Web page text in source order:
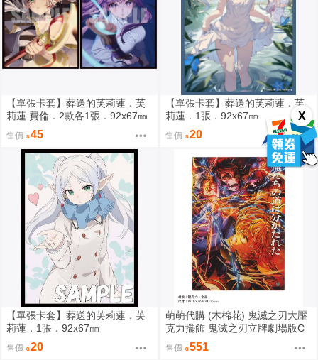
X
【單張卡套】葬送的芙莉蓮．芙
莉蓮 費倫．2款各1張．92x67㎜
售價 45
【單張卡套】葬送的芙莉蓮．芙
莉蓮．1張．92x67㎜
售價 20
【單張卡套】葬送的芙莉蓮．芙
莉蓮．1張．92x67㎜
售價 20
萌萌代購 (木棉花) 鬼滅之刃大壓
克力擺飾 鬼滅之刃立牌劇場版C
款(善逸+獪岳)
售價 551